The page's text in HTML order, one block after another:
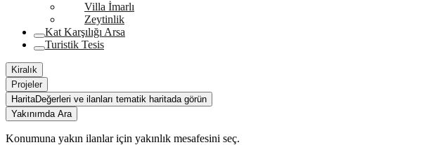
Villa İmarlı
Zeytinlik
Kat Karşılığı Arsa
Turistik Tesis
Kiralık
Projeler
HaritaDeğerleri ve ilanları tematik haritada görün
Yakınımda Ara
Konumuna yakın ilanlar için yakınlık mesafesini seç.